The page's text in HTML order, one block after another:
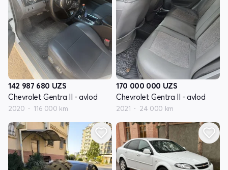
142 987 680 UZS
Chevrolet Gentra II - avlod
2020 116 000 km
170 000 000 UZS
Chevrolet Gentra II - avlod
2021 24 000 km